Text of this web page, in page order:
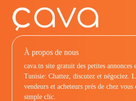
À propos de nous
cava.tn site gratuit des petites annonces
Tunisie: Chattez, discutez et négociez.
vendeurs et acheteurs prés de chez vous
simple clic.